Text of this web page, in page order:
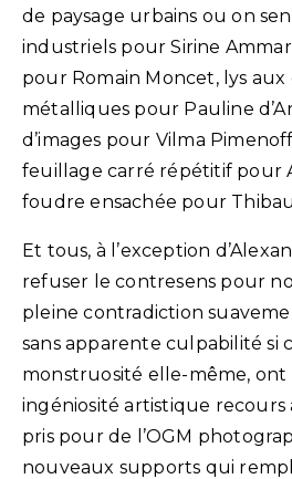
de paysage urbains ou on
industriels pour Sirine
pour Romain Moncet, lys
métalliques pour Pauline
d’images pour Vilma
feuillage carré répétitif pour
foudre ensachée pour
Et tous, à l’exception
refuser le contresens pour
pleine contradiction
sans apparente culpabilité si
monstruosité elle-même,
ingéniosité artistique
pris pour de l’OGM
nouveaux supports qui